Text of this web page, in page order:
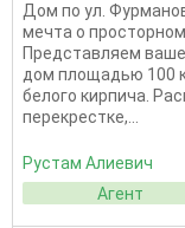
Дом по ул.
мечта о
Представляем
дом площадью 100
белого кирпича.
перекрестке,...
Рустам Алиевич
Агент